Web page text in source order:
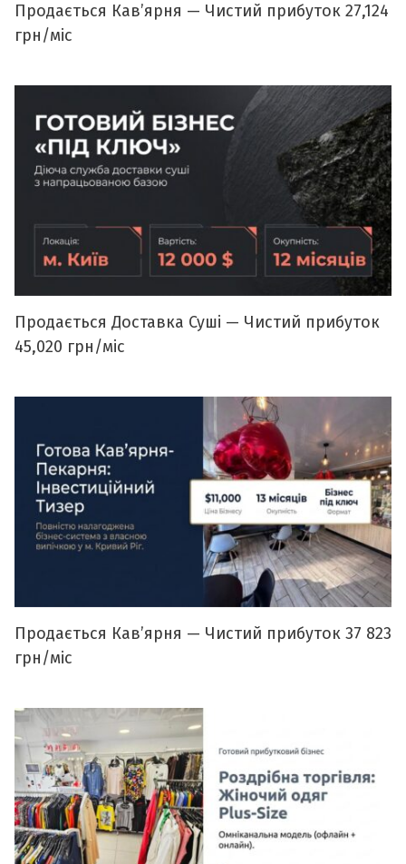
Продається Кавʼярня — Чистий прибуток 27,124
грн/міс
Продається Доставка Суші — Чистий прибуток
45,020 грн/міс
Продається Кавʼярня — Чистий прибуток 37 823
грн/міс